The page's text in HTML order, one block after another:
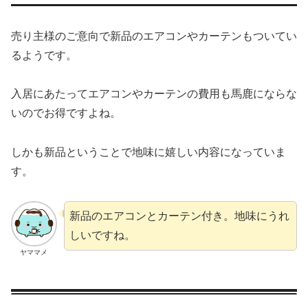
売り主様のご意向で新品のエアコンやカーテンもついてい
るようです。
入居にあたってエアコンやカーテンの費用も馬鹿にならな
いのでお得ですよね。
しかも新品ということで地味に嬉しい内容になっていま
す。
ヤママメ
新品のエアコンとカーテン付き。地味にうれ
しいですね。